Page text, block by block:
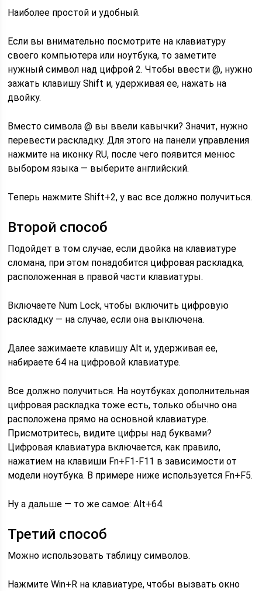
Наиболее простой и удобный.
Если вы внимательно посмотрите на клавиатуру
своего компьютера или ноутбука, то заметите
нужный символ над цифрой 2. Чтобы ввести @, нужно
зажать клавишу Shift и, удерживая ее, нажать на
двойку.
Вместо символа @ вы ввели кавычки? Значит, нужно
перевести раскладку. Для этого на панели управления
нажмите на иконку RU, после чего появится менюс
выбором языка — выберите английский.
Теперь нажмите Shift+2, у вас все должно получиться.
Второй способ
Подойдет в том случае, если двойка на клавиатуре
сломана, при этом понадобится цифровая раскладка,
расположенная в правой части клавиатуры.
Включаете Num Lock, чтобы включить цифровую
раскладку — на случае, если она выключена.
Далее зажимаете клавишу Alt и, удерживая ее,
набираете 64 на цифровой клавиатуре.
Все должно получиться. На ноутбуках дополнительная
цифровая раскладка тоже есть, только обычно она
расположена прямо на основной клавиатуре.
Присмотритесь, видите цифры над буквами?
Цифровая клавиатура включается, как правило,
нажатием на клавиши Fn+F1-F11 в зависимости от
модели ноутбука. В примере ниже используется Fn+F5.
Ну а дальше — то же самое: Alt+64.
Третий способ
Можно использовать таблицу символов.
Нажмите Win+R на клавиатуре, чтобы вызвать окно